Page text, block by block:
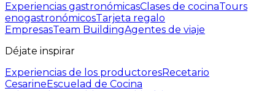
Experiencias gastronómicasClases de cocinaTours
enogastronómicosTarjeta regalo
EmpresasTeam BuildingAgentes de viaje
Déjate inspirar
Experiencias de los productoresRecetario
CesarineEscuelad de Cocina